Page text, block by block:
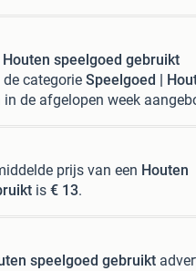
Houten speelgoed gebruikt
categorie Speelgoed |
in de afgelopen week
prijs van een Houten
is € 13.
speelgoed gebruikt